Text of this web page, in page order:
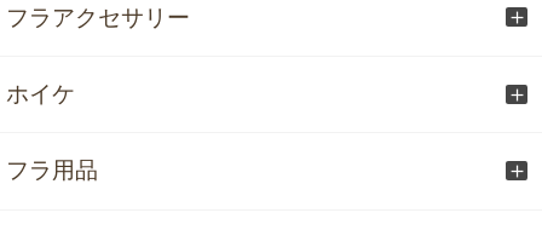
フラアクセサリー
ホイケ
フラ用品